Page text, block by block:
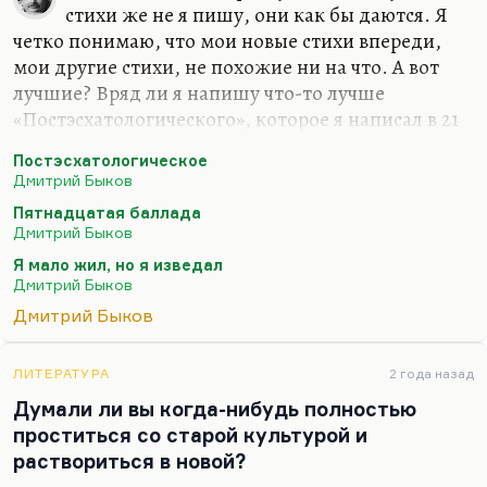
стихи же не я пишу, они как бы даются. Я
четко понимаю, что мои новые стихи впереди,
мои другие стихи, не похожие ни на что. А вот
лучшие? Вряд ли я напишу что-то лучше
«Постэсхатологического», которое я написал в 21
я напишу что-то лучше «Пятнадцатой баллады»
(«Если б был я Дэн Браун…») или моего самого
любимого стихотворения – «Сказки о рыбаке и
рыбке»… Вообще, лучшее стихотворение мое
звучит так:
Я мало жил, но я изведал
Небесной Родины я не предал –
Что нет, то нет.
Земную предал неоднократно,
Постэсхатологическое
Дмитрий Быков
Пятнадцатая баллада
Дмитрий Быков
Я мало жил, но я изведал
Дмитрий Быков
Дмитрий Быков
ЛИТЕРАТУРА 2 года назад
Думали ли вы когда-нибудь полностью
проститься со старой культурой и
раствориться в новой?